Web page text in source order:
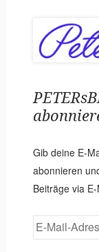
Gib deine E-
abonnieren
Beiträge via
E
-